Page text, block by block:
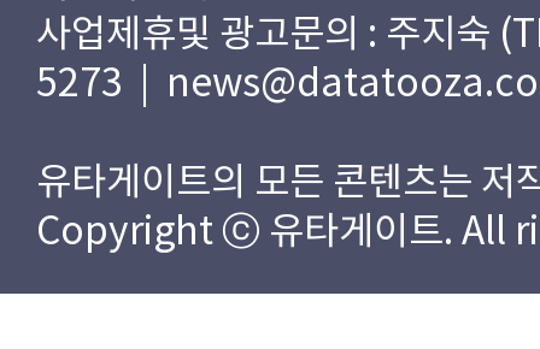
사업제휴및 광고문의 : 주지숙
5273 |
유타게이트의 모든 콘텐츠는 저
Copyright ⓒ 유타게이트. All